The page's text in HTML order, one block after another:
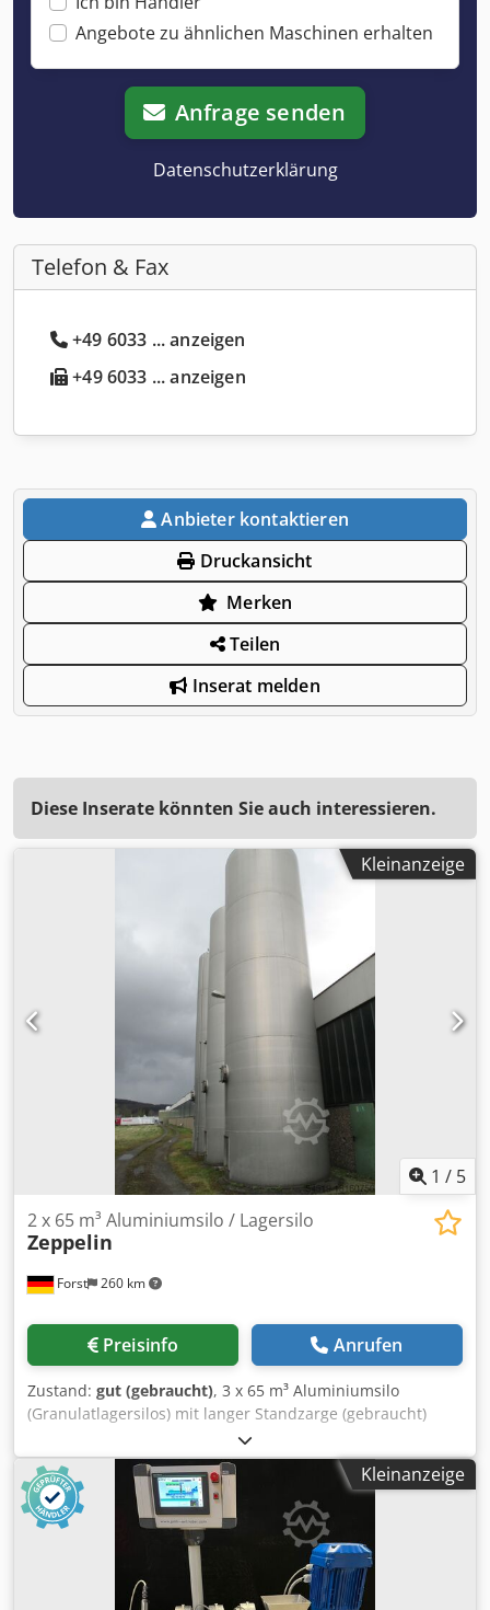
Angebote zu ähnlichen Maschinen erhalten
Anfrage senden
Datenschutzerklärung
Telefon & Fax
+49 6033 ... anzeigen
+49 6033 ... anzeigen
Anbieter kontaktieren
Druckansicht
Merken
Teilen
Inserat melden
Diese Inserate könnten Sie auch interessieren.
Kleinanzeige
1 / 5
Forst 260 km
2 x 65 m³ Aluminiumsilo / Lagersilo
Zeppelin
Preisinfo Anrufen
Zustand: gut (gebraucht), 3 x 65 m³ Aluminiumsilo
(Granulatlagersilos) mit langer Standzarge (gebraucht)
Dsdpfx Asvmidyei Rekr Inhalt ca. 65.000 Ltr. Durchmesser
(innen) ca. 3.000 mm Gesamthöhe ca. 12.000 mm
Schüttdichte: 0,6 kg/dm³ Konusneigung: 90 Grad
Anschlüsse im Oberboden: 1 Entlüftungsstutzen mit
Haube DN 200 1 Flanschstutzen DN 100 Im Mantel: 1
Klappdom DN 450 1 Füllrohr nach unten gezogen DN 80
Konus: Der Konus endet in einem Flansch DN 150 mit
Absaugkasten ansonsten gem. Skizze und Fotos
Kleinanzeige